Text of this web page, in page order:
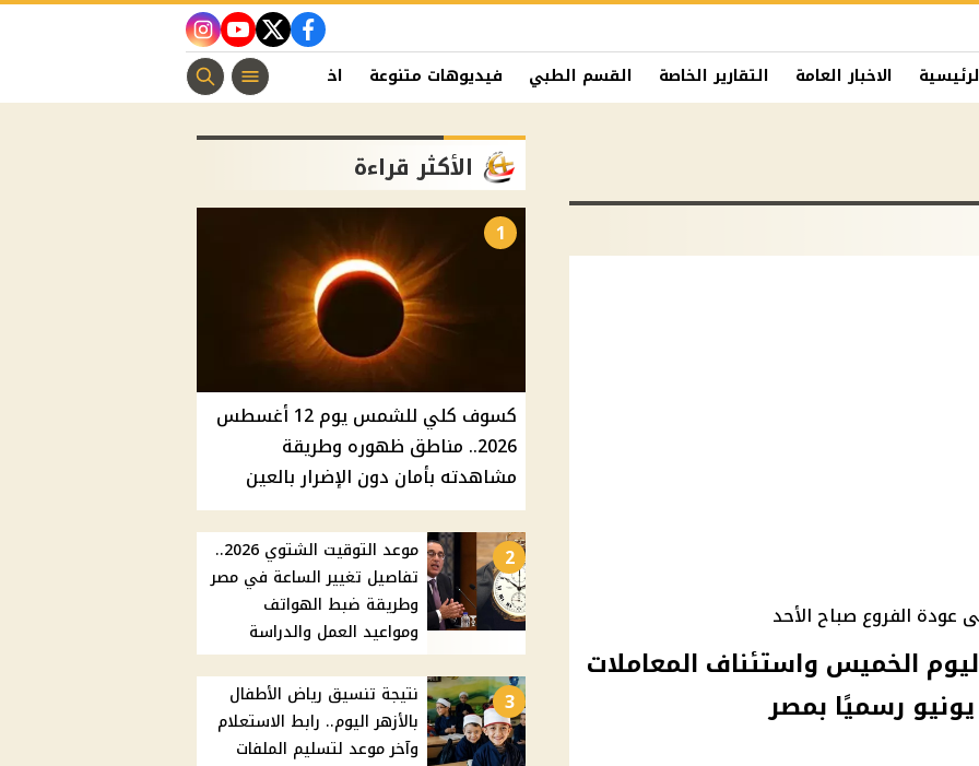
facebook
twitter
youtube
instagram
الاخبار العامة التقارير الخاصة القسم الطبي فيديوهات متنوعة اخبار الفن منوعات مسيحية
عودة الفروع صباح الأحد
الخميس واستئناف المعاملات
الأكثر قراءة
1
كسوف كلي للشمس يوم 12 أغسطس
2026.. مناطق ظهوره وطريقة
مشاهدته بأمان دون الإضرار بالعين
2
موعد التوقيت الشتوي 2026..
تفاصيل تغيير الساعة في مصر
وطريقة ضبط الهواتف
ومواعيد العمل والدراسة
3
نتيجة تنسيق رياض الأطفال
بالأزهر اليوم.. رابط الاستعلام
وآخر موعد لتسليم الملفات